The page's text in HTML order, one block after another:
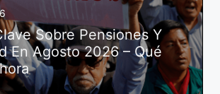
Sobre Pensiones Y
En Agosto 2026 – Qué